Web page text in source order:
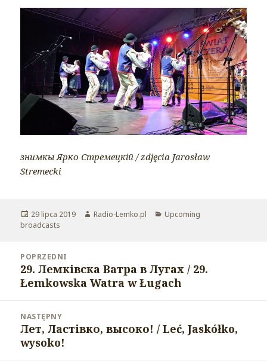
знимкы Ярко Стремецкій / zdjęcia Jarosław
Stremecki
Opublikowano
29 lipca 2019 Autor
Radio-Lemko.pl Kategorie
Upcoming
broadcasts
wpisu
POPRZEDNI
Poprzedni
wpis:
29. Лемківска Ватра в Лугах / 29.
Łemkowska Watra w Ługach
NASTĘPNY
Następny
wpis:
Лет, Ластівко, высоко! / Leć, Jaskółko,
wysoko!